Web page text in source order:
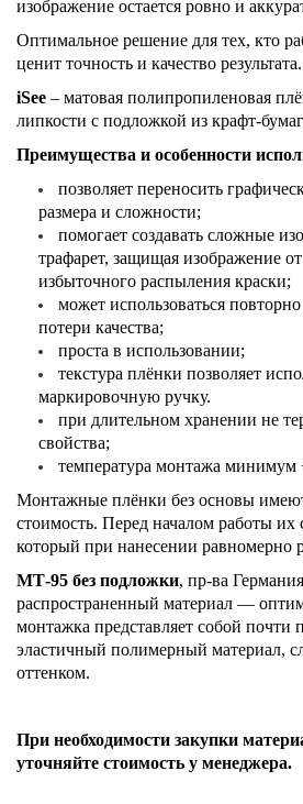
изображение остается ровно и
Оптимальное решение для тех, кто
ценит точность и качество результата.
iSee – матовая полипропиленовая
липкости с подложкой из крафт-
Преимущества и особенности
позволяет переносить
размера и сложности;
помогает создавать сложные
трафарет, защищая изображение
избыточного распыления краски;
может использоваться
потери качества;
проста в использовании;
текстура плёнки позволяет
маркировочную ручку.
при длительном хранении не
свойства;
температура монтажа минимум
Монтажные плёнки без основы
стоимость. Перед началом работы их
который при нанесении равномерно
МТ-95 без подложки, пр-ва
распространенный материал —
монтажка представляет собой почти
эластичный полимерный материал,
оттенком.
При необходимости закупки
уточняйте стоимость у менеджера.